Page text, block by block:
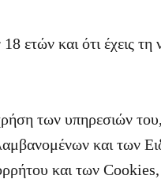
ετών και ότι έχεις τη
των υπηρεσιών
και των
και των